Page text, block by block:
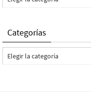
Categorías
Categorías